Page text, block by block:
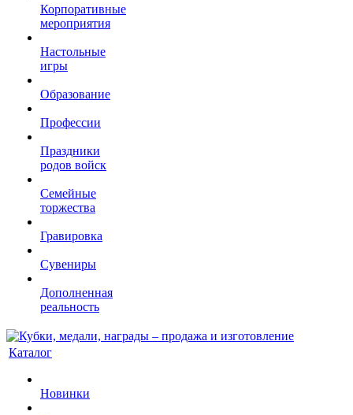
Корпоративные
мероприятия
Настольные
игры
Образование
Профессии
Праздники
родов войск
Семейные
торжества
Гравировка
Сувениры
Дополненная
реальность
Каталог
Новинки